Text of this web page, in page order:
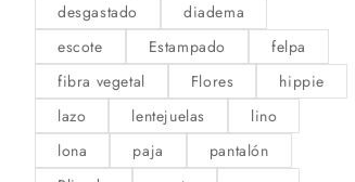
desgastado
diadema
escote
Estampado
felpa
fibra vegetal
Flores
hippie
lazo
lentejuelas
lino
lona
paja
pantalón